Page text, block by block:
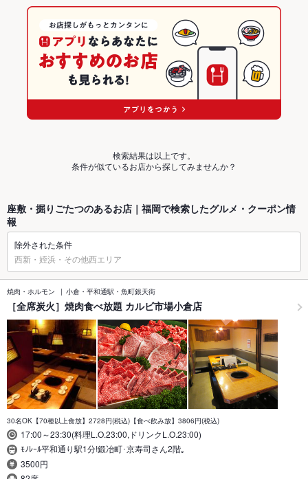
検索結果は以上です。
条件が似ているお店から探してみませんか？
座敷・掘りごたつのあるお店｜福岡で検索したグルメ・クーポン情
報
除外された条件
西新・姪浜・その他西エリア
焼肉・ホルモン 小倉・平和通駅・魚町銀天街
［全席炭火］焼肉食べ放題 カルビ市場小倉店
30名OK【70種以上食放】2728円(税込)【食べ飲み放】3806円(税込)
17:00～23:30(料理L.O.23:00,ドリンクL.O.23:00)
ﾓﾉﾚｰﾙ平和通り駅1分!鍛冶町･京寿司さん2階｡
3500円